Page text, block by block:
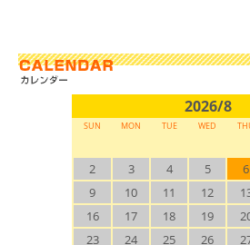
2026/8
SUN MON TUE WED
2
3 4 5 6
9
10 11 12
16
17 18 19
23
24 25 26